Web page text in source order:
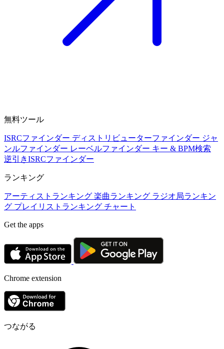
無料ツール
ISRCファインダー ディストリビューターファインダー ジャ
ンルファインダー レーベルファインダー キー & BPM検索
逆引きISRCファインダー
ランキング
アーティストランキング 楽曲ランキング ラジオ局ランキン
グ プレイリストランキング チャート
Get the apps
Chrome extension
つながる